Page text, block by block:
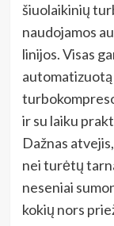
šiuolaikinių
naudojamos
linijos. Visas
ir su laiku
Dažnas
nei turėtų
neseniai
kokių nors